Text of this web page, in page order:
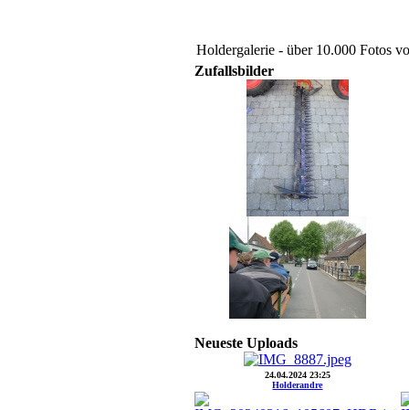
Holdergalerie - über 10.000 Fotos
Zufallsbilder
Neueste Uploads
24.04.2024 23:25
Holderandre